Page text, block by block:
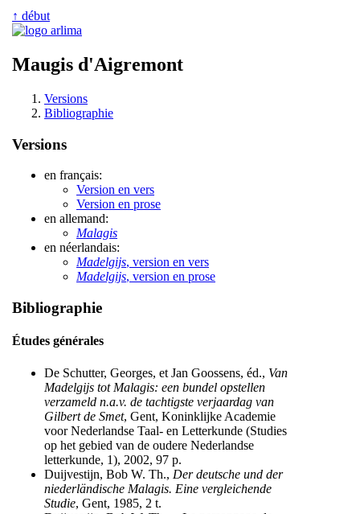
↑ début
Maugis d'Aigremont
Versions
Bibliographie
Versions
en français:
Version en vers
Version en prose
en allemand:
Malagis
en néerlandais:
Madelgijs, version en vers
Madelgijs, version en prose
Bibliographie
Études générales
De Schutter, Georges, et Jan Goossens, éd., Van
Madelgijs tot Malagis: een bundel opstellen
verzameld n.a.v. de tachtigste verjaardag van
Gilbert de Smet, Gent, Koninklijke Academie
voor Nederlandse Taal- en Letterkunde (Studies
op het gebied van de oudere Nederlandse
letterkunde, 1), 2002, 97 p.
Duijvestijn, Bob W. Th., Der deutsche und der
niederländische Malagis. Eine vergleichende
Studie, Gent, 1985, 2 t.